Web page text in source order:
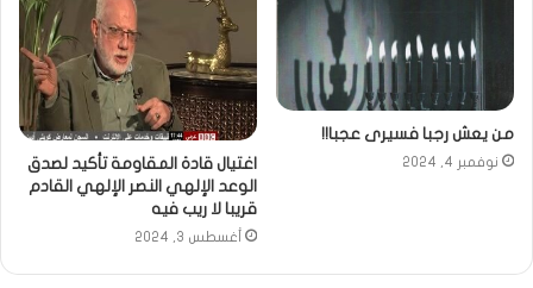
من يعش رجبا فسيرى عجبا!!
نوفمبر 4, 2024
اغتيال قادة المقاومة تأكيد لصدق
الوعد الإلهي النصر الإلهي القادم
قريبا لا ريب فيه
أغسطس 3, 2024